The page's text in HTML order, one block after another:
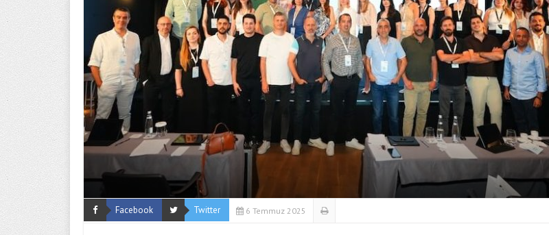
Facebook Twitter 6 Temmuz 2025